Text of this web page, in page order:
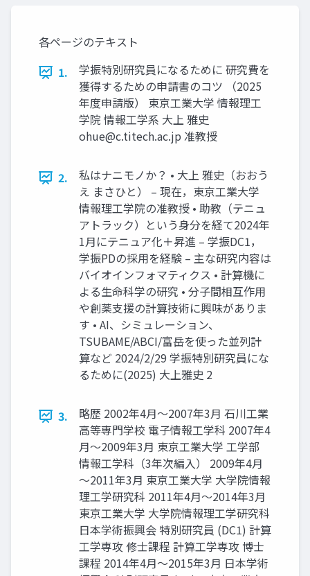
各ページのテキスト
1.
学振特別研究員になるために 研究費を
獲得するための申請書のコツ （2025
年度申請版） 東京工業大学 情報理工
学院 情報工学系 大上 雅史
ohue@c.titech.ac.jp 准教授
2.
私はナニモノか？ • 大上 雅史（おおう
え まさひと） – 現在，東京工業大学
情報理工学院の准教授 • 助教（テニュ
アトラック）という身分を経て2024年
1月にテニュア化＋昇進 – 学振DC1，
学振PDの採用を経験 – 主な研究内容は
バイオインフォマティクス • 計算機に
よる生命科学の研究 • 分子間相互作用
や創薬支援の計算技術に興味がありま
す • AI、シミュレーション、
TSUBAME/ABCI/富岳を使った並列計
算など 2024/2/29 学振特別研究員にな
るために(2025) 大上雅史 2
3.
略歴 2002年4月～2007年3月 石川工業
高等専門学校 電子情報工学科 2007年4
月～2009年3月 東京工業大学 工学部
情報工学科（3年次編入） 2009年4月
～2011年3月 東京工業大学 大学院情報
理工学研究科 2011年4月～2014年3月
東京工業大学 大学院情報理工学研究科
日本学術振興会 特別研究員 (DC1) 計算
工学専攻 修士課程 計算工学専攻 博士
課程 2014年4月～2015年3月 日本学術